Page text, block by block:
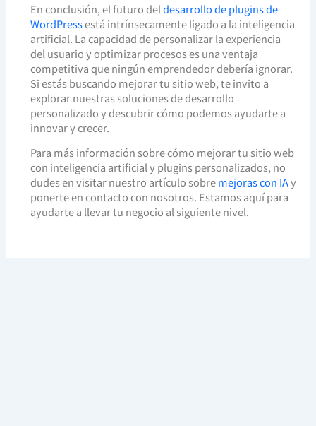
En conclusión, el futuro deldesarrollo de plugins de
WordPressestá intrínsecamente ligado a la inteligencia
artificial. La capacidad de personalizar la experiencia
del usuario y optimizar procesos es una ventaja
competitiva que ningún emprendedor debería ignorar.
Si estás buscando mejorar tu sitio web, te invito a
explorar nuestras soluciones de desarrollo
personalizado y descubrir cómo podemos ayudarte a
innovar y crecer.
Para más información sobre cómo mejorar tu sitio web
con inteligencia artificial y plugins personalizados, no
dudes en visitar nuestro artículo sobremejoras con IAy
ponerte en contacto con nosotros. Estamos aquí para
ayudarte a llevar tu negocio al siguiente nivel.